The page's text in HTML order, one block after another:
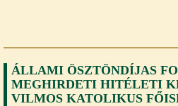
ÁLLAMI ÖSZTÖNDÍJAS
MEGHIRDETI HITÉLETI
VILMOS KATOLIKUS